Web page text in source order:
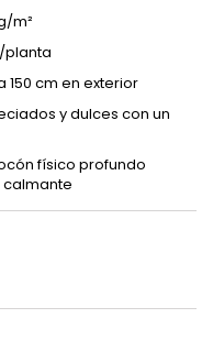
m²
planta
150 cm en exterior
y dulces con un
físico profundo